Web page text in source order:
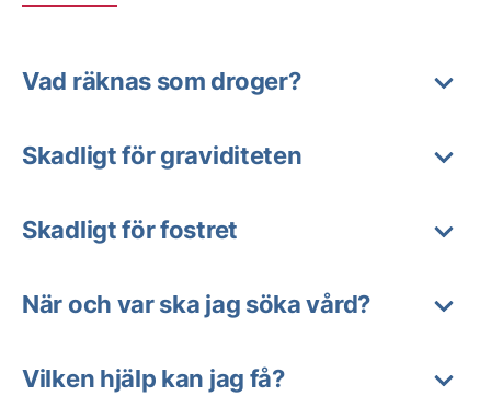
Vad räknas som droger?
Skadligt för graviditeten
Skadligt för fostret
När och var ska jag söka vård?
Vilken hjälp kan jag få?